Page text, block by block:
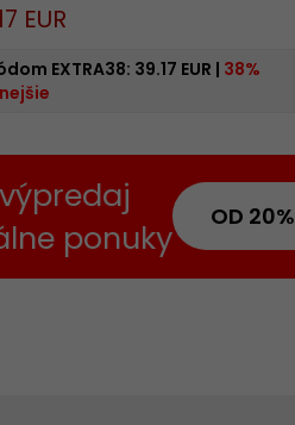
EUR
EXTRA38: 39.17 EUR | 38%
ponuky
OD 20%